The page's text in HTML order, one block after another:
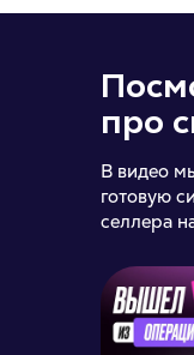
про
В видео
готовую
селлера